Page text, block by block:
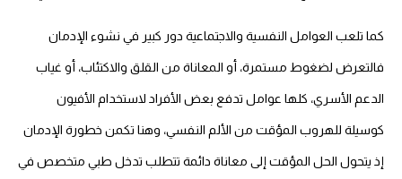
كما تلعب العوامل النفسية والاجتماعية دور كبير في نشوء الإدمان
فالتعرض لضغوط مستمرة، أو المعاناة من القلق والاكتئاب، أو غياب
الدعم الأسري، كلها عوامل تدفع بعض الأفراد لاستخدام الأفيون
كوسيلة للهروب المؤقت من الألم النفسي، وهنا تكمن خطورة الإدمان
إذ يتحول الحل المؤقت إلى معاناة دائمة تتطلب تدخل طبي متخصص في